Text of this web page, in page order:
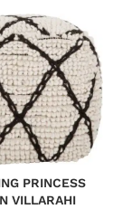
PRINCESS
VILLARAHI